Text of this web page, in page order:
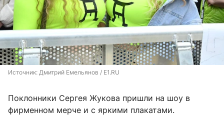
Источник: Дмитрий Емельянов / E1.RU
Поклонники Сергея Жукова пришли на шоу в
фирменном мерче и с яркими плакатами.